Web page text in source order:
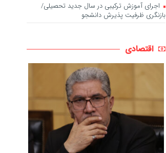
اجرای آموزش ترکیبی در سال جدید تحصیلی/
بازنگری ظرفیت پذیرش دانشجو
اقتصادی